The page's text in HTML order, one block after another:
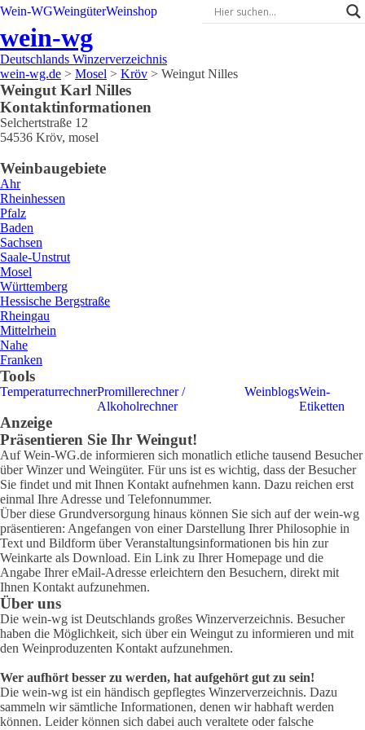
Wein-WGWeingüterWeinshop
wein-wg
Deutschlands Winzerverzeichnis
wein-wg.de > Mosel > Kröv > Weingut Nilles
Weingut Karl Nilles
Kontaktinformationen
Selchertstraße 12
54536 Kröv, mosel
Weinbaugebiete
Ahr
Rheinhessen
Pfalz
Baden
Sachsen
Saale-Unstrut
Mosel
Württemberg
Hessische Bergstraße
Rheingau
Mittelrhein
Nahe
Franken
Tools
TemperaturrechnerPromillerechner /
Alkoholrechner
WeinblogsWein-
Etiketten
Anzeige
Präsentieren Sie Ihr Weingut!
Auf Wein-WG.de informieren sich monatlich etliche tausend Besucher
über Winzer und Weingüter. Für uns ist es wichtig, dass der Besucher
Sie findet und mit Ihnen Kontakt aufnehmen kann. Dazu reichen erst
einmal Ihre Adresse und Telefonnummer.
Über diese Grundversorgung hinaus können Sie sich auf der wein-wg
präsentieren: Angefangen von einer Darstellung Ihrer Philosophie in
Text und Bildform über Veranstaltungsinformationen bis hin zur
Weinkarte als Download. Ein Link zu Ihrer Homepage und die
Angabe Ihrer eMail-Adresse erleichtern den Besuchern, direkt mit
Ihnen Kontakt aufzunehmen.
Über uns
Die wein-wg ist Deutschlands großes Winzerverzeichnis. Besucher
haben die Möglichkeit, sich über ein Weingut zu informieren und mit
den Weinproduzenten Kontakt aufzunehmen.
Wer aufhört besser zu werden, hat aufgehört gut zu sein!
Die wein-wg ist ein händisch gepflegtes Winzerverzeichnis. Dazu
sammeln wir sämtliche Informationen, denen wir habhaft werden
können. Leider können sich dabei auch veraltete oder falsche